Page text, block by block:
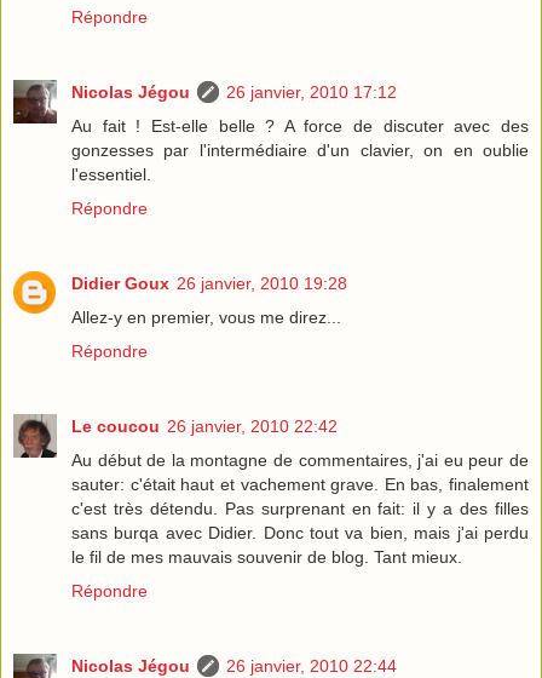
Répondre
Nicolas Jégou
26 janvier, 2010 17:12
Au fait ! Est-elle belle ? A force de discuter avec des
gonzesses par l'intermédiaire d'un clavier, on en oublie
l'essentiel.
Répondre
Didier Goux 26 janvier, 2010 19:28
Allez-y en premier, vous me direz...
Répondre
Le coucou 26 janvier, 2010 22:42
Au début de la montagne de commentaires, j'ai eu peur de
sauter: c'était haut et vachement grave. En bas, finalement
c'est très détendu. Pas surprenant en fait: il y a des filles
sans burqa avec Didier. Donc tout va bien, mais j'ai perdu
le fil de mes mauvais souvenir de blog. Tant mieux.
Répondre
Nicolas Jégou
26 janvier, 2010 22:44